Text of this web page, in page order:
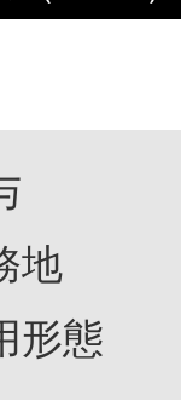
地
形態